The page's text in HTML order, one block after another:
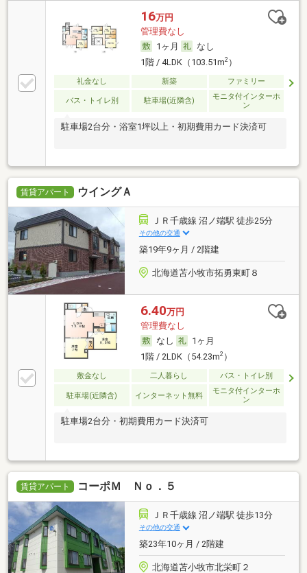
16万円
管理費なし
1ヶ月
なし
1階 / 4LDK（103.51m2）
礼金なし 新築 ファミリー
バス・トイレ別 駐車場(近隣含)
モニタ付インターホ
ン
駐車場2台分・浴室1坪以上・初期費用カード決済可
賃貸アパート ウイングＡ
ＪＲ千歳線 沼ノ端駅 徒歩25分
その他の交通
築19年9ヶ月 / 2階建
北海道苫小牧市拓勇東町８
6.40万円
管理費なし
なし
1ヶ月
1階 / 2LDK（54.23m2）
敷金なし 二人暮らし バス・トイレ別
駐車場(近隣含) インターネット無料
モニタ付インターホ
ン
駐車場2台分・初期費用カード決済可
賃貸アパート コーポＭ Ｎｏ．５
ＪＲ千歳線 沼ノ端駅 徒歩13分
その他の交通
築23年10ヶ月 / 2階建
北海道苫小牧市北栄町２